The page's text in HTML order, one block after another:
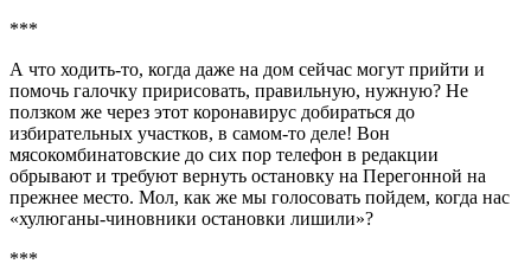
***
А что ходить-то, когда даже на дом сейчас могут прийти и
помочь галочку пририсовать, правильную, нужную? Не
ползком же через этот коронавирус добираться до
избирательных участков, в самом-то деле! Вон
мясокомбинатовские до сих пор телефон в редакции
обрывают и требуют вернуть остановку на Перегонной на
прежнее место. Мол, как же мы голосовать пойдем, когда нас
«хулюганы-чиновники остановки лишили»?
***